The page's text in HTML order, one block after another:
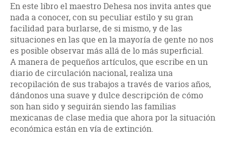
En este libro el maestro Dehesa nos invita antes que
nada a conocer, con su peculiar estilo y su gran
facilidad para burlarse, de si mismo, y de las
situaciones en las que en la mayoría de gente no nos
es posible observar más allá de lo más superficial.
A manera de pequeños artículos, que escribe en un
diario de circulación nacional, realiza una
recopilación de sus trabajos a través de varios años,
dándonos una suave y dulce descripción de cómo
son han sido y seguirán siendo las familias
mexicanas de clase media que ahora por la situación
económica están en vía de extinción.